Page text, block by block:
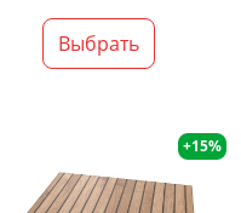
Выбрать
+15%